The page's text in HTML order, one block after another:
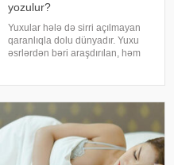
yozulur?
Yuxular hələ də sirri açılmayan
qaranlıqla dolu dünyadır. Yuxu
əsrlərdən bəri araşdırılan, həm
rəngarəng yuxular bəzən də
cinsəlikl